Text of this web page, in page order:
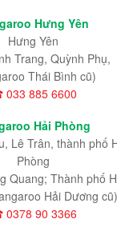
Hưng Yên
Hưng Yên
Trang, Quỳnh Phụ,
Thái Bình cũ)
885 6600
Hải Phòng
Lê Trân, thành phố
Phòng
Quang; Thành phố
Hải Dương cũ)
90 3366